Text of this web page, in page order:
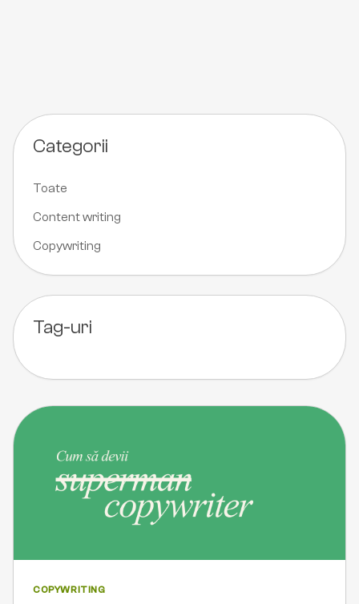
Categorii
Toate
Content writing
Copywriting
Tag-uri
COPYWRITING